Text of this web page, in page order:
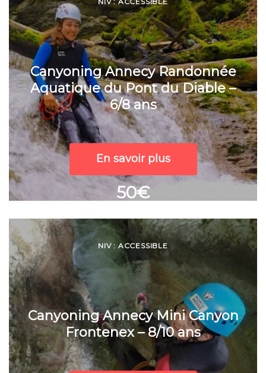
Canyoning Annecy Randonnée
Aquatique du Pont du Diable –
6/8 ans
En savoir plus
50€
NIV : ACCESSIBLE
Canyoning Annecy Mini Canyon
Frontenex – 8/10 ans